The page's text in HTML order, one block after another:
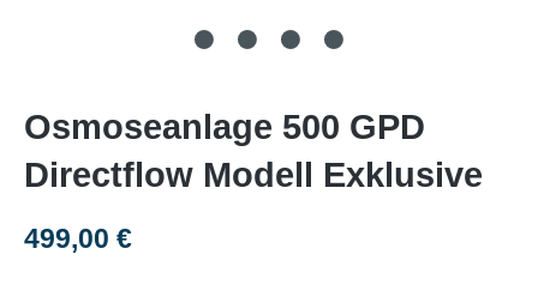
Osmoseanlage 500 GPD
Directflow Modell Exklusive
Regulärer Preis:
499,00 €